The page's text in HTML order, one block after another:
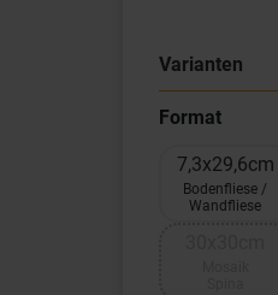
Varianten
Format
7,3x29,6cm
Bodenfliese /
Wandfliese